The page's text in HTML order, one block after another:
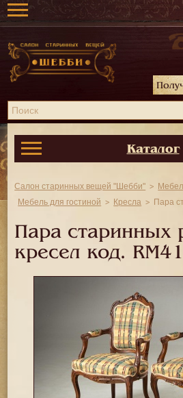
Каталог
Салон старинных вещей "Шебби"
Мебель для гостиной
Кресла Пара
Пара старинных
кресел код.